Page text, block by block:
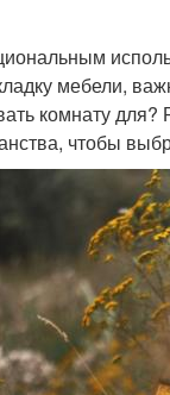
мебели,
комнату
чтобы